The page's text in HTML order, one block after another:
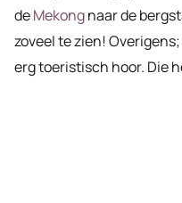
deMekongnaar de
zoveel te zien!
erg toeristisch hoor. Die